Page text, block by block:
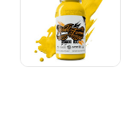
Количество